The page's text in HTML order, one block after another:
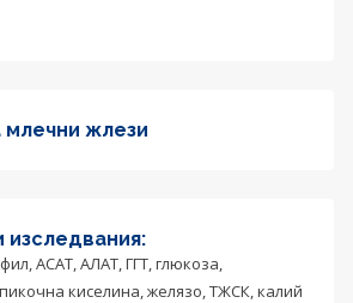
млечни жлези
АСАТ, АЛАТ, ГГТ, глюкоза,
киселина, желязо, ТЖСК, калий